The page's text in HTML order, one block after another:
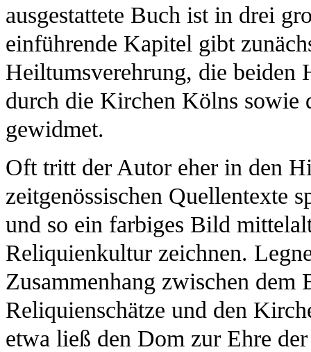
ausgestattete Buch ist in drei
einführende Kapitel gibt
Heiltumsverehrung, die beiden
durch die Kirchen Kölns sowie
gewidmet.
Oft tritt der Autor eher in den
zeitgenössischen Quellentexte
und so ein farbiges Bild
Reliquienkultur zeichnen.
Zusammenhang zwischen dem
Reliquienschätze und den
etwa ließ den Dom zur Ehre